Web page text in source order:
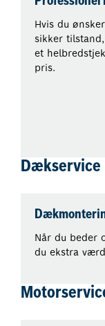
Hvis du
sikker
et
pris.
Dækservice
Når du beder
du ekstra